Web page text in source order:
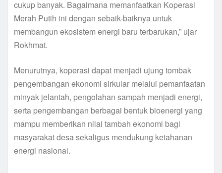
cukup banyak. Bagaimana memanfaatkan Koperasi
Merah Putih ini dengan sebaik-baiknya untuk
membangun ekosistem energi baru terbarukan,” ujar
Rokhmat.
Menurutnya, koperasi dapat menjadi ujung tombak
pengembangan ekonomi sirkular melalui pemanfaatan
minyak jelantah, pengolahan sampah menjadi energi,
serta pengembangan berbagai bentuk bioenergi yang
mampu memberikan nilai tambah ekonomi bagi
masyarakat desa sekaligus mendukung ketahanan
energi nasional.